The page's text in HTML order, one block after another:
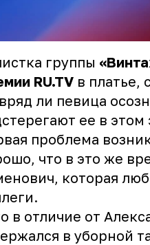
группы
RU.TV в
ли певица
ее в
проблема
что в это же
которая
в отличие от
в уборной